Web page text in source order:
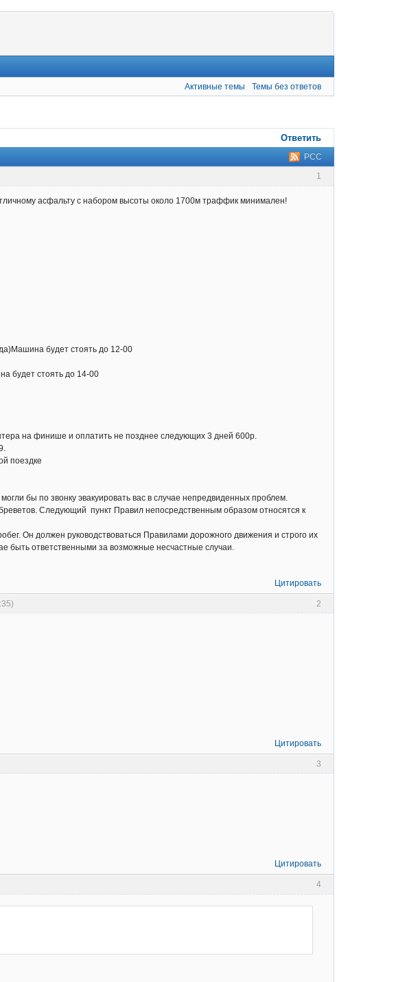
Активные темы Темы без ответов
Ответить
РСС
1
асфальту с набором высоты около 1700м траффик минимален!
будет стоять до 12-00
будет стоять до 14-00
на финише и оплатить не позднее следующих 3 дней 600р.
поездке
бы по звонку эвакуировать вас в случае непредвиденных проблем.
Следующий пункт Правил непосредственным образом относятся к
Он должен руководствоваться Правилами дорожного движения и строго их
быть ответственными за возможные несчастные случаи.
Цитировать
2
Цитировать
3
Цитировать
4